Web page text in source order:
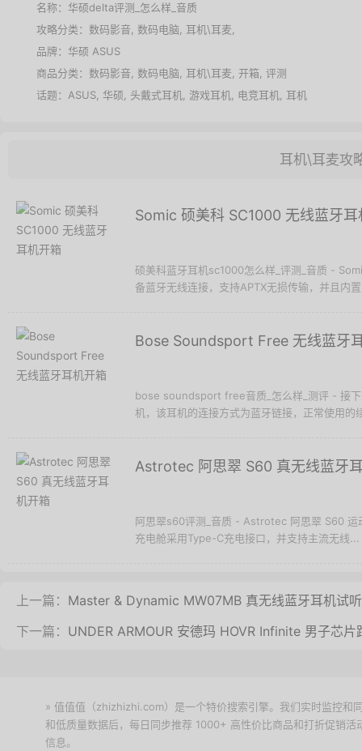
名称： 华硕delta评测_怎么样_音质
攻略分类： 数码影音 数码电脑 耳机\耳麦
品牌： 华硕 ASUS
商品分类： 数码影音 数码电脑 耳机\耳麦 开箱 评测
话题： ASUS 华硕 头戴式耳机 游戏耳机 电竞耳机 耳机
耳机\耳麦攻
Somic 硕美科 SC1000 无线蓝牙耳
硕美科蓝牙耳机sc1000怎么样_评测_音质 -
备蓝牙无线连接，支持APTX无损传输，并且内
Bose Soundsport Free 无线蓝牙
bose soundsport free音质_怎么样_测评 - 接
机，该耳机的连接方式为蓝牙链接，正常使用的
Astrotec 阿思翠 S60 真无线蓝牙
阿思翠s60评测_音质 - Astrotec 阿思翠 S60 运
充电舱采用Type-C充电接口，并支持主流无线...
上一篇： Master & Dynamic MW07MB 真无线蓝牙耳机试
下一篇： UNDER ARMOUR 安德玛 HOVR Infinite 男子芯片
» 值值值（zhizhizhi.com）是一个特价搜索引擎。我们实时监控和
和低质量数据后，每日同步推荐 1000+ 高性价比商品和打折促销
信息。